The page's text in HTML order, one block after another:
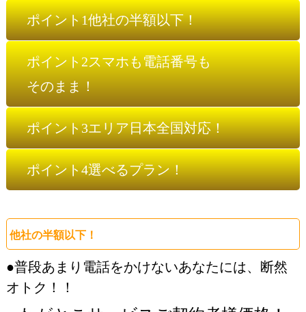
ポイント1他社の半額以下！
ポイント2スマホも電話番号も
そのまま！
ポイント3エリア日本全国対応！
ポイント4選べるプラン！
他社の半額以下！
●普段あまり電話をかけないあなたには、断然
オトク！！